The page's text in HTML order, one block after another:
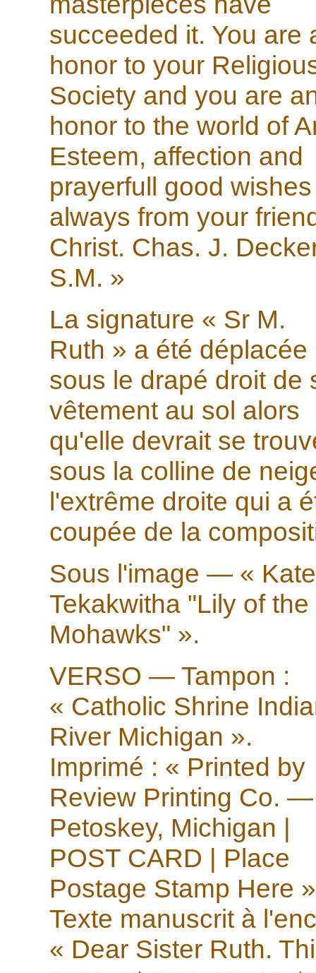
succeeded it. You are
honor to your
Society and you are
honor to the world of
Esteem, affection and
prayerfull good wishes
always from your
Christ. Chas. J.
S.M. »
La signature « Sr M.
Ruth » a été déplacée
sous le drapé droit de
vêtement au sol alors
qu'elle devrait se
sous la colline de
l'extrême droite qui a
coupée de la
Sous l'image — «
Tekakwitha "Lily of the
Mohawks" ».
VERSO — Tampon :
« Catholic Shrine
River Michigan ».
Imprimé : « Printed by
Review Printing Co. —
Petoskey, Michigan |
POST CARD | Place
Postage Stamp Here
Texte manuscrit à
« Dear Sister Ruth.